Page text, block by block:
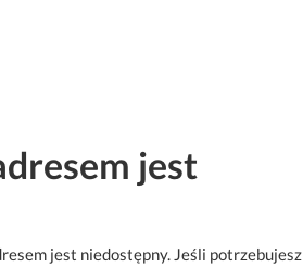
jest
jest niedostępny. Jeśli potrzebujesz